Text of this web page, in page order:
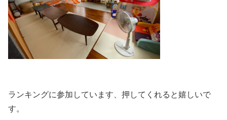
ランキングに参加しています、押してくれると嬉しいで
す。